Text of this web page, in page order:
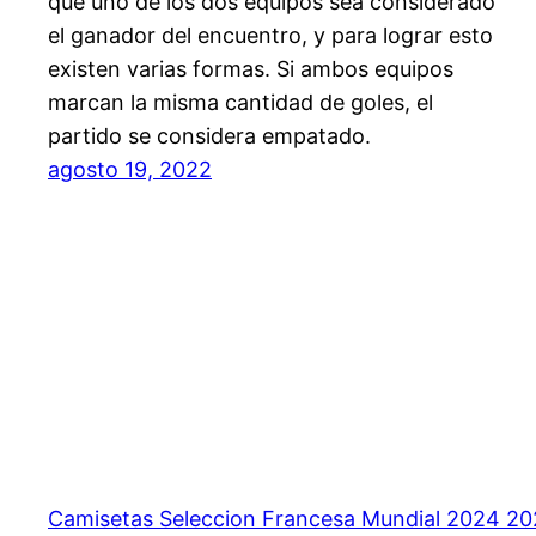
el ganador del encuentro, y para lograr esto
existen varias formas. Si ambos equipos
marcan la misma cantidad de goles, el
partido se considera empatado.
agosto 19, 2022
Camisetas Seleccion Francesa Mundial 2024